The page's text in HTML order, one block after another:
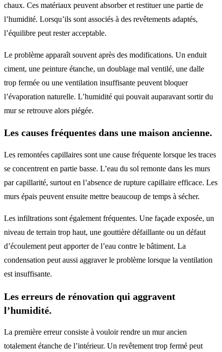
chaux. Ces matériaux peuvent absorber et restituer une partie de
l’humidité. Lorsqu’ils sont associés à des revêtements adaptés,
l’équilibre peut rester acceptable.
Le problème apparaît souvent après des modifications. Un enduit
ciment, une peinture étanche, un doublage mal ventilé, une dalle
trop fermée ou une ventilation insuffisante peuvent bloquer
l’évaporation naturelle. L’humidité qui pouvait auparavant sortir du
mur se retrouve alors piégée.
Les causes fréquentes dans une maison ancienne.
Les remontées capillaires sont une cause fréquente lorsque les traces
se concentrent en partie basse. L’eau du sol remonte dans les murs
par capillarité, surtout en l’absence de rupture capillaire efficace. Les
murs épais peuvent ensuite mettre beaucoup de temps à sécher.
Les infiltrations sont également fréquentes. Une façade exposée, un
niveau de terrain trop haut, une gouttière défaillante ou un défaut
d’écoulement peut apporter de l’eau contre le bâtiment. La
condensation peut aussi aggraver le problème lorsque la ventilation
est insuffisante.
Les erreurs de rénovation qui aggravent
l’humidité.
La première erreur consiste à vouloir rendre un mur ancien
totalement étanche de l’intérieur. Un revêtement trop fermé peut